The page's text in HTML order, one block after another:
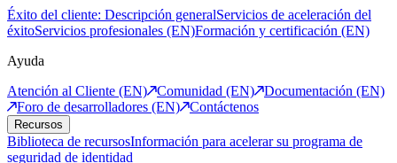
Éxito del cliente: Descripción generalServicios de aceleración del
éxitoServicios profesionales (EN)Formación y certificación (EN)
Ayuda
Atención al Cliente (EN)
Comunidad (EN)
Documentación (EN)
Foro de desarrolladores (EN)
Contáctenos
Recursos
Biblioteca de recursosInformación para acelerar su programa de
seguridad de identidad